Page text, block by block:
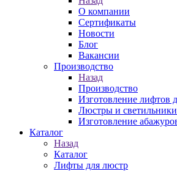
О компании
Сертификаты
Новости
Блог
Вакансии
Производство
Назад
Производство
Изготовление лифтов
Люстры и светильники
Изготовление
Каталог
Назад
Каталог
Лифты для люстр